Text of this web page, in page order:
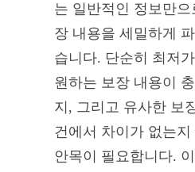
는 일반적인 정보만
장 내용을 세밀하게
습니다. 단순히 최저
원하는 보장 내용이
지, 그리고 유사한 보
건에서 차이가 없는
안목이 필요합니다.